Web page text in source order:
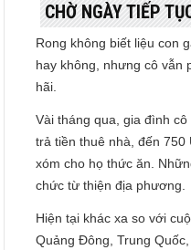
CHỜ NGÀY TIẾP
Rong không biết liệu con
hay không, nhưng cô vẫn
hãi.
Vài tháng qua, gia đình
trả tiền thuê nhà, đến
xóm cho họ thức ăn.
chức từ thiện địa phương.
Hiện tại khác xa so với
Quảng Đông, Trung